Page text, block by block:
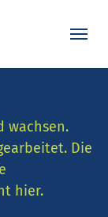
wachsen.
Die
hier.